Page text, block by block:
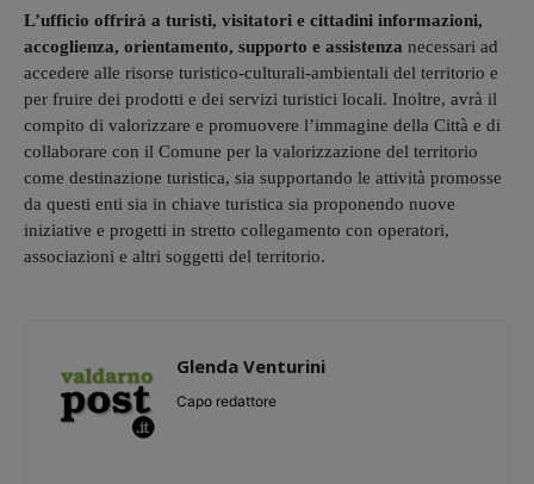
L’ufficio offrirà a turisti, visitatori e cittadini informazioni,
accoglienza, orientamento, supporto e assistenza necessari ad
accedere alle risorse turistico-culturali-ambientali del territorio e
per fruire dei prodotti e dei servizi turistici locali. Inoltre, avrà il
compito di valorizzare e promuovere l’immagine della Città e di
collaborare con il Comune per la valorizzazione del territorio
come destinazione turistica, sia supportando le attività promosse
da questi enti sia in chiave turistica sia proponendo nuove
iniziative e progetti in stretto collegamento con operatori,
associazioni e altri soggetti del territorio.
Glenda Venturini
Capo redattore